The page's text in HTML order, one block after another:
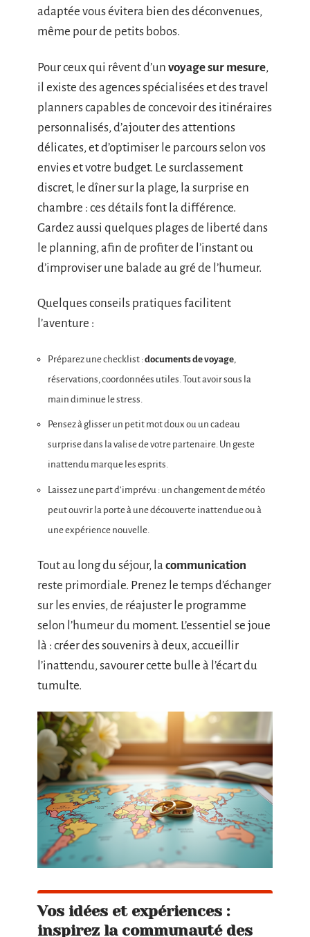
adaptée vous évitera bien des déconvenues,
même pour de petits bobos.
Pour ceux qui rêvent d’un voyage sur mesure,
il existe des agences spécialisées et des travel
planners capables de concevoir des itinéraires
personnalisés, d’ajouter des attentions
délicates, et d’optimiser le parcours selon vos
envies et votre budget. Le surclassement
discret, le dîner sur la plage, la surprise en
chambre : ces détails font la différence.
Gardez aussi quelques plages de liberté dans
le planning, afin de profiter de l’instant ou
d’improviser une balade au gré de l’humeur.
Quelques conseils pratiques facilitent
l’aventure :
Préparez une checklist :documents de voyage,
réservations, coordonnées utiles. Tout avoir sous la
main diminue le stress.
Pensez à glisser un petit mot doux ou un cadeau
surprise dans la valise de votre partenaire. Un geste
inattendu marque les esprits.
Laissez une part d’imprévu : un changement de météo
peut ouvrir la porte à une découverte inattendue ou à
une expérience nouvelle.
Tout au long du séjour, la communication
reste primordiale. Prenez le temps d’échanger
sur les envies, de réajuster le programme
selon l’humeur du moment. L’essentiel se joue
là : créer des souvenirs à deux, accueillir
l’inattendu, savourer cette bulle à l’écart du
tumulte.
Vos idées et expériences :
inspirez la communauté des